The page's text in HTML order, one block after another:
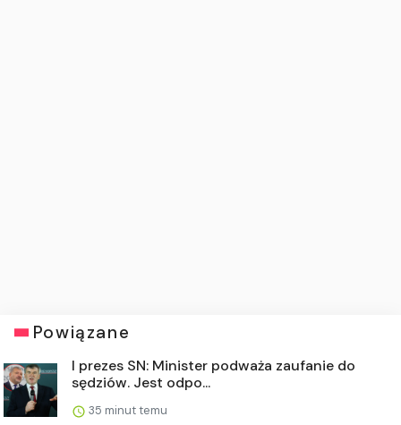
Powiązane
I prezes SN: Minister podważa zaufanie do
sędziów. Jest odpo...
35 minut temu